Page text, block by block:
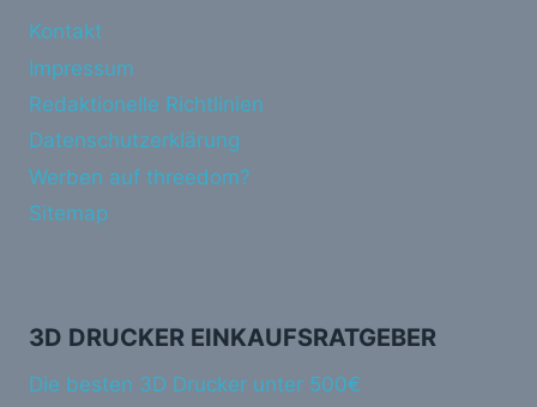
Kontakt
Impressum
Redaktionelle Richtlinien
Datenschutzerklärung
Werben auf threedom?
Sitemap
3D DRUCKER EINKAUFSRATGEBER
Die besten 3D Drucker unter 500€